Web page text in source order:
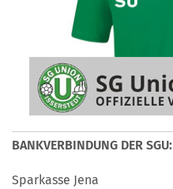
BANKVERBINDUNG DER SGU:
Sparkasse Jena